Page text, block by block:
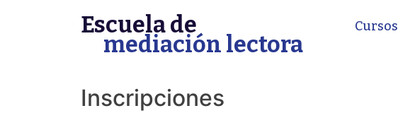
Escuela de
mediación lectora
Cursos
Inscripciones